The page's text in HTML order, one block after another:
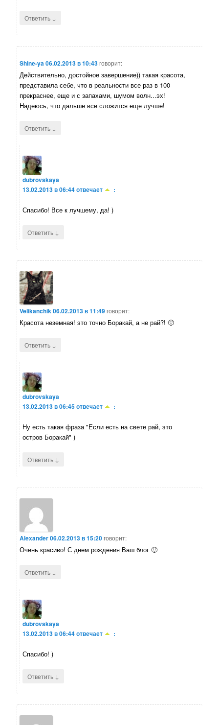
Ответить ↓
Shine-ya06.02.2013 в 10:43говорит:
Действительно, достойное завершение)) такая красота,
представила себе, что в реальности все раз в 100
прекраснее, еще и с запахами, шумом волн...эх!
Надеюсь, что дальше все сложится еще лучше!
Ответить ↓
dubrovskaya
13.02.2013 в 06:44отвечает :
Спасибо! Все к лучшему, да! )
Ответить ↓
Velikanchik06.02.2013 в 11:49говорит:
Красота неземная! это точно Боракай, а не рай?! 🙂
Ответить ↓
dubrovskaya
13.02.2013 в 06:45отвечает :
Ну есть такая фраза "Если есть на свете рай, это
остров Боракай" )
Ответить ↓
Alexander06.02.2013 в 15:20говорит:
Очень красиво! С днем рождения Ваш блог 🙂
Ответить ↓
dubrovskaya
13.02.2013 в 06:44отвечает :
Спасибо! )
Ответить ↓